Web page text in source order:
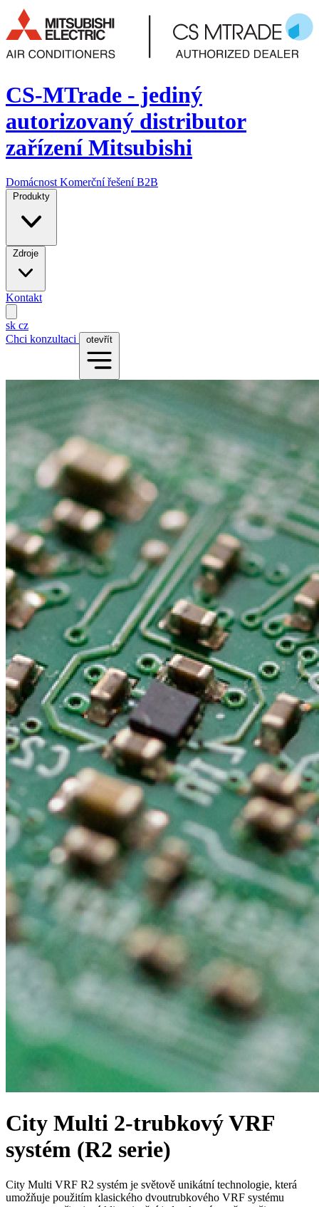
CS-MTrade - jediný
autorizovaný distributor
zařízení Mitsubishi
Domácnost Komerční řešeníB2B
Produkty
Zdroje
Kontakt
sk cz
Chci konzultaci
otevřít
City Multi 2-trubkový VRF
systém (R2 serie)
City Multi VRF R2 systém je světově unikátní technologie, která
umožňuje použitím klasického dvoutrubkového VRF systému